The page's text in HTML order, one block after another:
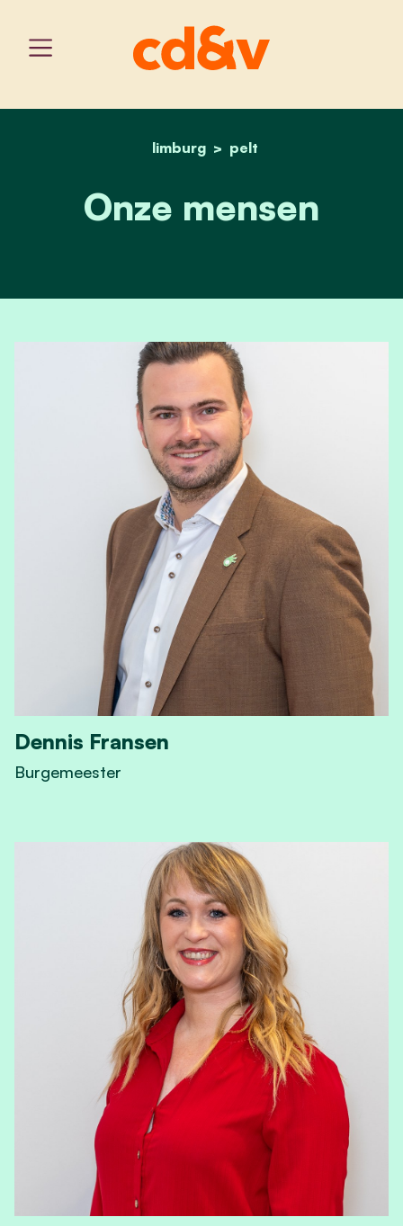
home
limburg pelt
onze mensen
Onze mensen
Dennis Fransen
Burgemeester